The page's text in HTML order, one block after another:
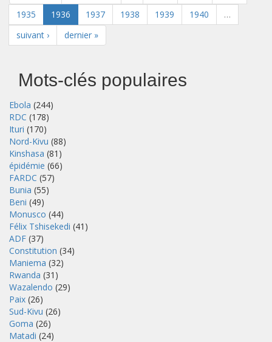
1935
1936 1937 1938 1939 1940
…
suivant ›
dernier »
Mots-clés populaires
Ebola (244)
RDC (178)
Ituri (170)
Nord-Kivu (88)
Kinshasa (81)
épidémie (66)
FARDC (57)
Bunia (55)
Beni (49)
Monusco (44)
Félix Tshisekedi (41)
ADF (37)
Constitution (34)
Maniema (32)
Rwanda (31)
Wazalendo (29)
Paix (26)
Sud-Kivu (26)
Goma (26)
Matadi (24)